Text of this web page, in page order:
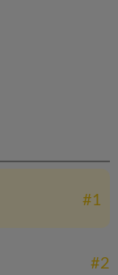
#1
#2